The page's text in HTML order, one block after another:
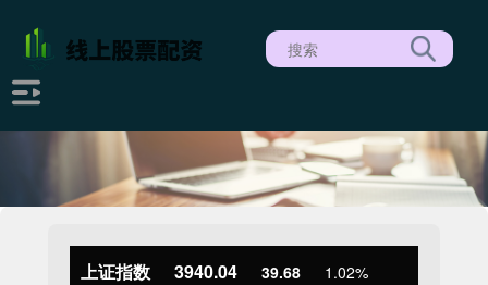
上证指数 3940.04 39.68 1.02%